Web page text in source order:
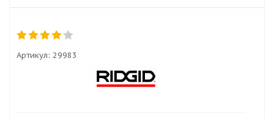
Артикул: 29983